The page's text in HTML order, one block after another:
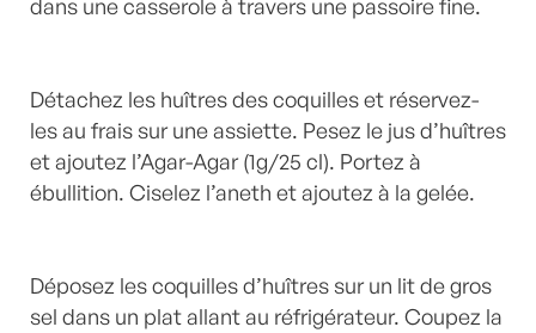
dans une casserole à travers une passoire fine.
Détachez les huîtres des coquilles et réservez-
les au frais sur une assiette. Pesez le jus d’huîtres
et ajoutez l’Agar-Agar (1g/25 cl). Portez à
ébullition. Ciselez l’aneth et ajoutez à la gelée.
Déposez les coquilles d’huîtres sur un lit de gros
sel dans un plat allant au réfrigérateur. Coupez la